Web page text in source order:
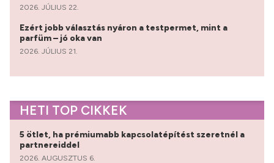
2026. JÚLIUS 22.
Ezért jobb választás nyáron a testpermet, mint a
parfüm – jó oka van
2026. JÚLIUS 21.
HETI TOP CIKKEK
5 ötlet, ha prémiumabb kapcsolatépítést szeretnél a
partnereiddel
2026. AUGUSZTUS 6.